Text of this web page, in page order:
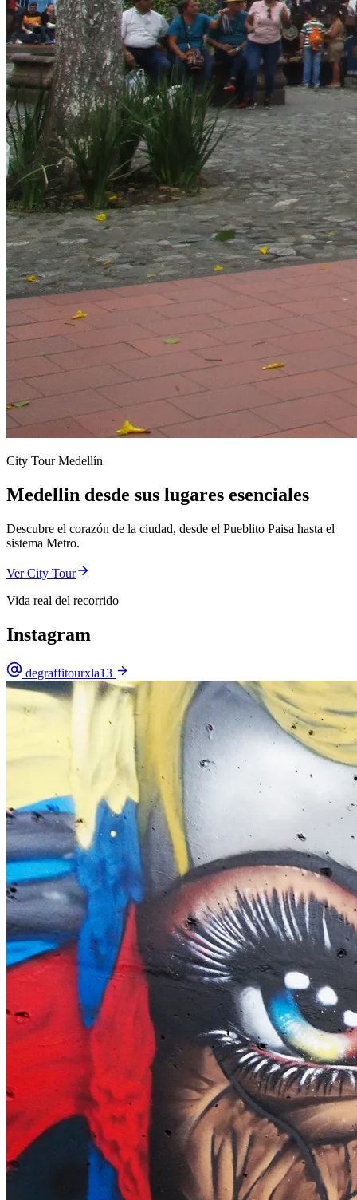
City Tour Medellín
Medellin desde sus lugares esenciales
Descubre el corazón de la ciudad, desde el Pueblito Paisa hasta el
sistema Metro.
Ver City Tour
Vida real del recorrido
Instagram
degraffitourxla13